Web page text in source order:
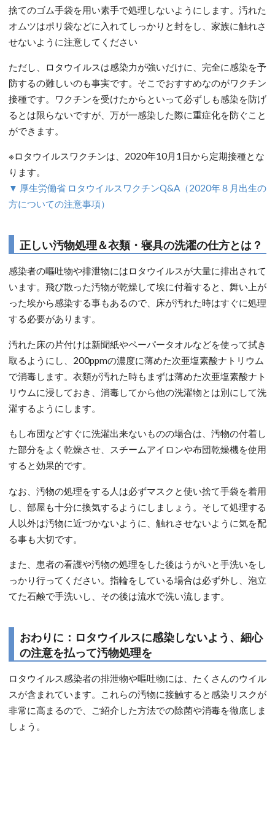
捨てのゴム手袋を用い素手で処理しないようにします。汚れた
オムツはポリ袋などに入れてしっかりと封をし、家族に触れさ
せないように注意してください
ただし、ロタウイルスは感染力が強いだけに、完全に感染を予
防するの難しいのも事実です。そこでおすすめなのがワクチン
接種です。ワクチンを受けたからといって必ずしも感染を防げ
るとは限らないですが、万が一感染した際に重症化を防ぐこと
ができます。
※ロタウイルスワクチンは、2020年10月1日から定期接種とな
ります。
▼ 厚生労働省 ロタウイルスワクチンQ&A（2020年８月出生の
方についての注意事項）
正しい汚物処理＆衣類・寝具の洗濯の仕方とは？
感染者の嘔吐物や排泄物にはロタウイルスが大量に排出されて
います。飛び散った汚物が乾燥して埃に付着すると、舞い上が
った埃から感染する事もあるので、床が汚れた時はすぐに処理
する必要があります。
汚れた床の片付けは新聞紙やペーパータオルなどを使って拭き
取るようにし、200ppmの濃度に薄めた次亜塩素酸ナトリウム
で消毒します。衣類が汚れた時もまずは薄めた次亜塩素酸ナト
リウムに浸しておき、消毒してから他の洗濯物とは別にして洗
濯するようにします。
もし布団などすぐに洗濯出来ないものの場合は、汚物の付着し
た部分をよく乾燥させ、スチームアイロンや布団乾燥機を使用
すると効果的です。
なお、汚物の処理をする人は必ずマスクと使い捨て手袋を着用
し、部屋も十分に換気するようにしましょう。そして処理する
人以外は汚物に近づかないように、触れさせないように気を配
る事も大切です。
また、患者の看護や汚物の処理をした後はうがいと手洗いをし
っかり行ってください。指輪をしている場合は必ず外し、泡立
てた石鹸で手洗いし、その後は流水で洗い流します。
おわりに：ロタウイルスに感染しないよう、細心
の注意を払って汚物処理を
ロタウイルス感染者の排泄物や嘔吐物には、たくさんのウイル
スが含まれています。これらの汚物に接触すると感染リスクが
非常に高まるので、ご紹介した方法での除菌や消毒を徹底しま
しょう。